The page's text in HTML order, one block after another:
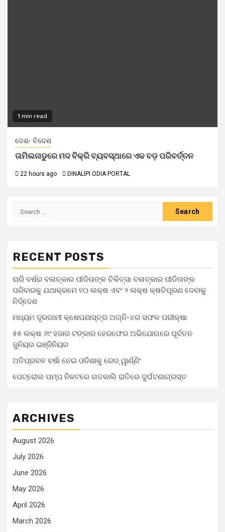
1 min read
ଦେଶ- ବିଦେଶ
ତାମିଲନାଡୁରେ ମଦ ବିକ୍ରି ବ୍ୟବସ୍ଥାରେ ଏକ ବଡ଼ ପରିବର୍ତ୍ତନ
22 hours ago DINALIPI ODIA PORTAL
RECENT POSTS
ଚାରି ବର୍ଷର ବଳାତ୍କାର ପୀଡିତାଙ୍କ ଚିକିତ୍ସା ବଳାତ୍କାର ପୀଡିତାଙ୍କ
ପରିବାରକୁ ଯଥାକ୍ରମେ ୧୦ ଲକ୍ଷ ଏବଂ ୨ ଲକ୍ଷ କ୍ଷତିପୂରଣ ଦେବାକୁ
ନିର୍ଦ୍ଦେଶ
ମଧ୍ୟମ ଦୂରଗାମୀ କ୍ଷେପଣାସ୍ତ୍ର ଅଗ୍ନି-୪ର ସଫଳ ପରୀକ୍ଷା
୫୫ ଲକ୍ଷ ୬୯ ହଜାର ଟଙ୍କାର ହେରଫେର ଅଭିଯୋଗରେ ପୂର୍ବତନ
ଜୁନିୟର ଇଞ୍ଜିନିୟର
ଅତିପ୍ରବଳ ବର୍ଷା ନେଇ ଓଡିଶାକୁ ରେଡ୍ ୱାର୍ଣ୍ଣିଂ
ପେଟ୍ରୋଲ ପମ୍ପ ନିକଟରେ ଗତକାଲି ରାତିରେ ଦୁର୍ଘଟଣାଗ୍ରସ୍ତ
ARCHIVES
August 2026
July 2026
June 2026
May 2026
April 2026
March 2026